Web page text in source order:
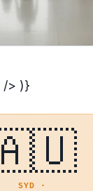
/> )}
SYD ·